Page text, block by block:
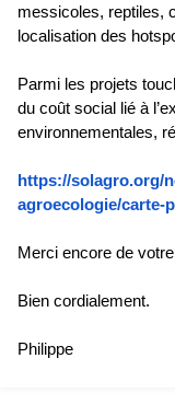
messicoles, reptiles,
localisation des
Parmi les projets
du coût social lié à
environnementales,
https://solagro.org/
agroecologie/carte-
Merci encore de
Bien cordialement.
Philippe